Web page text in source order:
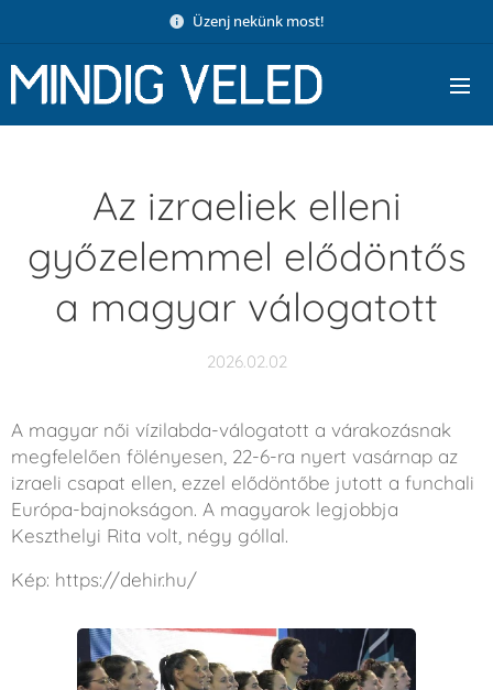
Üzenj nekünk most!
Az izraeliek elleni
győzelemmel elődöntős
a magyar válogatott
2026.02.02
A magyar női vízilabda-válogatott a várakozásnak
megfelelően fölényesen, 22-6-ra nyert vasárnap az
izraeli csapat ellen, ezzel elődöntőbe jutott a funchali
Európa-bajnokságon. A magyarok legjobbja
Keszthelyi Rita volt, négy góllal.
Kép: https://dehir.hu/